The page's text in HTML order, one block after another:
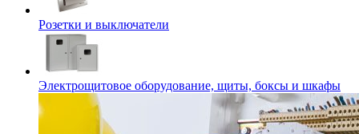
Розетки и выключатели
Электрощитовое оборудование, щиты, боксы и шкафы